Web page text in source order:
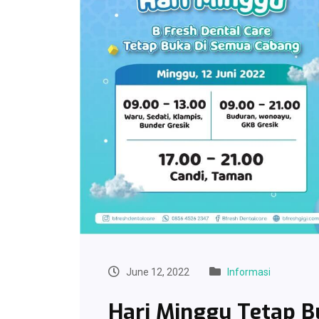
June 12, 2022 Informasi
Hari Minggu Tetap